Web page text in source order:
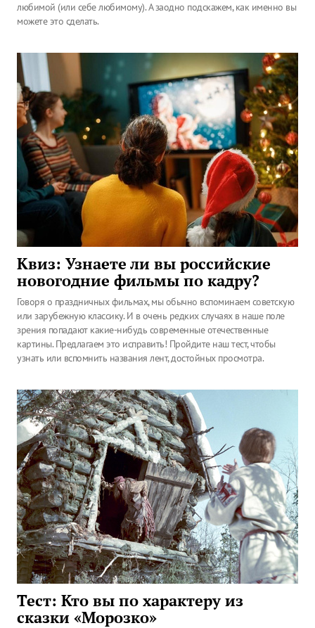
любимой (или себе любимому). А заодно подскажем, как именно вы
можете это сделать.
Квиз: Узнаете ли вы российские
новогодние фильмы по кадру?
Говоря о праздничных фильмах, мы обычно вспоминаем советскую
или зарубежную классику. И в очень редких случаях в наше поле
зрения попадают какие-нибудь современные отечественные
картины. Предлагаем это исправить! Пройдите наш тест, чтобы
узнать или вспомнить названия лент, достойных просмотра.
Тест: Кто вы по характеру из
сказки «Морозко»